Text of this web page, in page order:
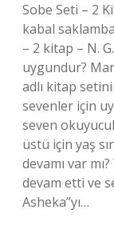
Sobe Seti – 2
kabal
– 2 kitap – N.
uygundur?
adlı kitap
sevenler için
seven
üstü için yaş
devamı var
devam etti ve
Asheka”yı…